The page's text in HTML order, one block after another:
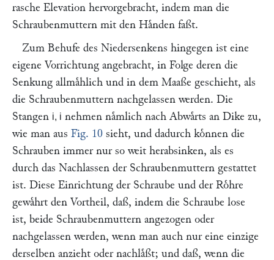
rasche Elevation hervorgebracht, indem man die
Schraubenmuttern mit den Haͤnden faßt.
Zum Behufe des Niedersenkens hingegen ist eine
eigene Vorrichtung angebracht, in Folge deren die
Senkung allmaͤhlich und in dem Maaße geschieht, als
die Schraubenmuttern nachgelassen werden. Die
Stangen i, i nehmen naͤmlich nach Abwaͤrts an Dike zu,
wie man aus Fig. 10 sieht, und dadurch koͤnnen die
Schrauben immer nur so weit herabsinken, als es
durch das Nachlassen der Schraubenmuttern gestattet
ist. Diese Einrichtung der Schraube und der Roͤhre
gewaͤhrt den Vortheil, daß, indem die Schraube lose
ist, beide Schraubenmuttern angezogen oder
nachgelassen werden, wenn man auch nur eine einzige
derselben anzieht oder nachlaͤßt; und daß, wenn die